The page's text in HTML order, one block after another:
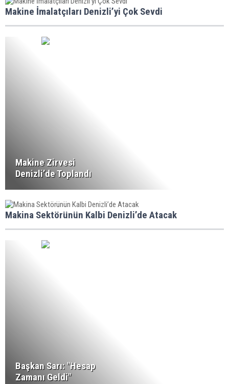
Makine İmalatçıları Denizli’yi Çok Sevdi
Makine Zirvesi
Denizli’de Toplandı
Makina Sektörünün Kalbi Denizli’de Atacak
Başkan Sarı: "Hesap
Zamanı Geldi"